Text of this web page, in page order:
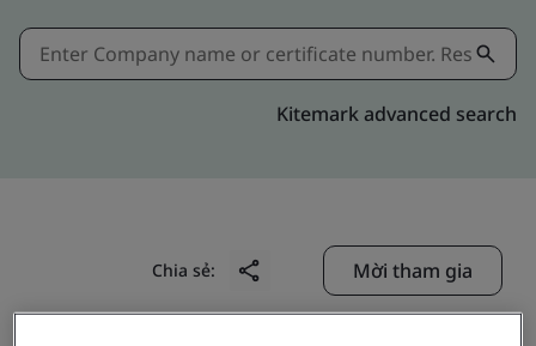
Kitemark advanced search
Chia sẻ: Mời tham gia